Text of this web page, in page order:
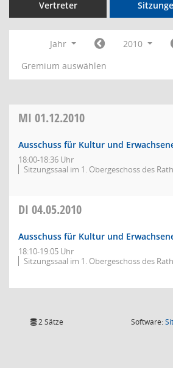
Vertreter
Jahr
2010
Gremium auswählen
MI 01.12.2010
Ausschuss für Kultur und
18:00-18:36 Uhr
Sitzungssaal im 1. Obergeschoss des
DI 04.05.2010
Ausschuss für Kultur und
18:10-19:05 Uhr
Sitzungssaal im 1. Obergeschoss des
2 Sätze Software: